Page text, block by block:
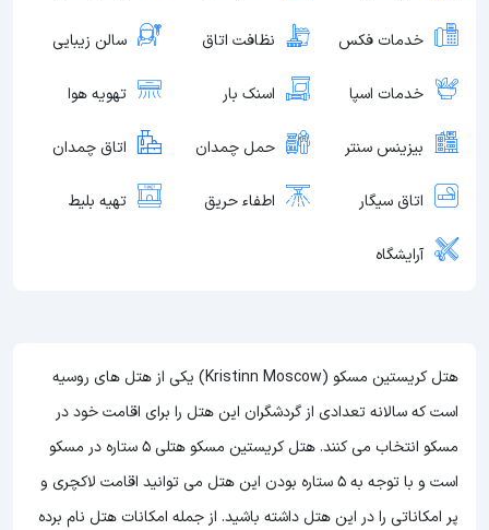
خدمات فکس نظافت اتاق سالن زیبایی
خدمات اسپا اسنک بار تهویه هوا
بیزینس سنتر حمل چمدان اتاق چمدان
اتاق سیگار اطفاء حریق تهیه بلیط
آرایشگاه
هتل کریستین مسکو (Kristinn Moscow) یکی از هتل های روسیه
است که سالانه تعدادی از گردشگران این هتل را برای اقامت خود در
مسکو انتخاب می کنند. هتل کریستین مسکو هتلی 5 ستاره در مسکو
است و با توجه به 5 ستاره بودن این هتل
می توانید اقامت لاکچری و
پر امکاناتی را در این هتل داشته باشید. از جمله امکانات هتل نام برده